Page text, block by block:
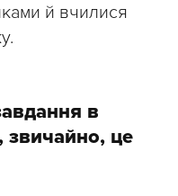
й вчилися
в
звичайно, це